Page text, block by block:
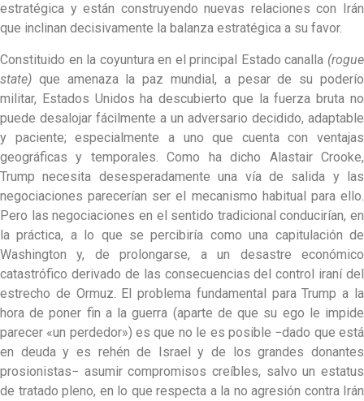
estratégica y están construyendo nuevas relaciones con Irán
que inclinan decisivamente la balanza estratégica a su favor.
Constituido en la coyuntura en el principal Estado canalla (rogue
state) que amenaza la paz mundial, a pesar de su poderío
militar, Estados Unidos ha descubierto que la fuerza bruta no
puede desalojar fácilmente a un adversario decidido, adaptable
y paciente; especialmente a uno que cuenta con ventajas
geográficas y temporales. Como ha dicho Alastair Crooke,
Trump necesita desesperadamente una vía de salida y las
negociaciones parecerían ser el mecanismo habitual para ello.
Pero las negociaciones en el sentido tradicional conducirían, en
la práctica, a lo que se percibiría como una capitulación de
Washington y, de prolongarse, a un desastre económico
catastrófico derivado de las consecuencias del control iraní del
estrecho de Ormuz. El problema fundamental para Trump a la
hora de poner fin a la guerra (aparte de que su ego le impide
parecer «un perdedor») es que no le es posible −dado que está
en deuda y es rehén de Israel y de los grandes donantes
prosionistas− asumir compromisos creíbles, salvo un estatus
de tratado pleno, en lo que respecta a la no agresión contra Irán